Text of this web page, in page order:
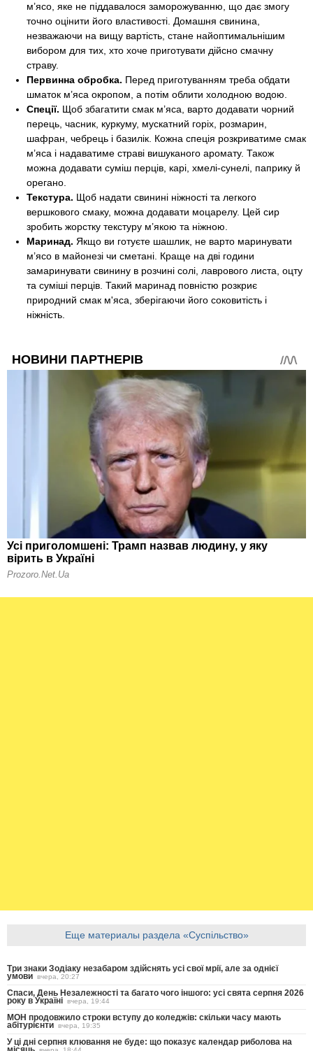
м’ясо, яке не піддавалося заморожуванню, що дає змогу
точно оцінити його властивості. Домашня свинина,
незважаючи на вищу вартість, стане найоптимальнішим
вибором для тих, хто хоче приготувати дійсно смачну
страву.
Первинна обробка. Перед приготуванням треба обдати
шматок м’яса окропом, а потім облити холодною водою.
Спеції. Щоб збагатити смак м’яса, варто додавати чорний
перець, часник, куркуму, мускатний горіх, розмарин,
шафран, чебрець і базилік. Кожна спеція розкриватиме смак
м’яса і надаватиме страві вишуканого аромату. Також
можна додавати суміш перців, карі, хмелі-сунелі, паприку й
орегано.
Текстура. Щоб надати свинині ніжності та легкого
вершкового смаку, можна додавати моцарелу. Цей сир
зробить жорстку текстуру м’якою та ніжною.
Маринад. Якщо ви готуєте шашлик, не варто маринувати
м’ясо в майонезі чи сметані. Краще на дві години
замаринувати свинину в розчині солі, лаврового листа, оцту
та суміші перців. Такий маринад повністю розкриє
природний смак м'яса, зберігаючи його соковитість і
ніжність.
Еще материалы раздела «Суспільство»
Три знаки Зодіаку незабаром здійснять усі свої мрії, але за однієї
умови вчера, 20:27
Спаси, День Незалежності та багато чого іншого: усі свята серпня 2026
року в Україні вчера, 19:44
МОН продовжило строки вступу до коледжів: скільки часу мають
абітурієнти вчера, 19:35
У ці дні серпня клювання не буде: що показує календар риболова на